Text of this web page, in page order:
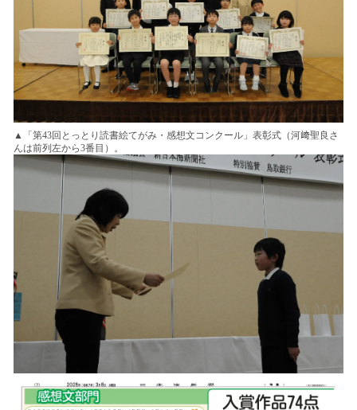
▲「第43回とっとり読書絵てがみ・感想文コンクール」表彰式（河﨑聖良さ
んは前列左から3番目）。